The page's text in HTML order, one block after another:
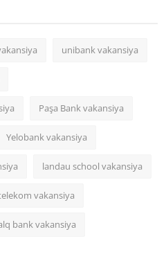
unibank vakansiya
Paşa Bank vakansiya
Yelobank vakansiya
landau school vakansiya
vakansiya
bank vakansiya